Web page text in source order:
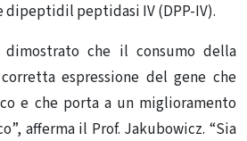
dipeptidil peptidasi IV (DPP-IV).
che il consumo della
espressione del gene che
e che porta a un miglioramento
afferma il Prof. Jakubowicz. “Sia